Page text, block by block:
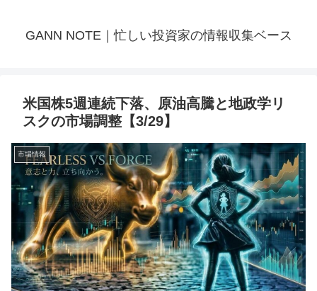
GANN NOTE｜忙しい投資家の情報収集ベース
米国株5週連続下落、原油高騰と地政学リ
スクの市場調整【3/29】
市場情報